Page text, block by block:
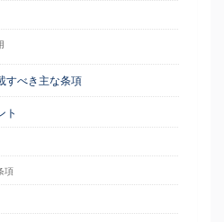
すべき主な条項
ト
項